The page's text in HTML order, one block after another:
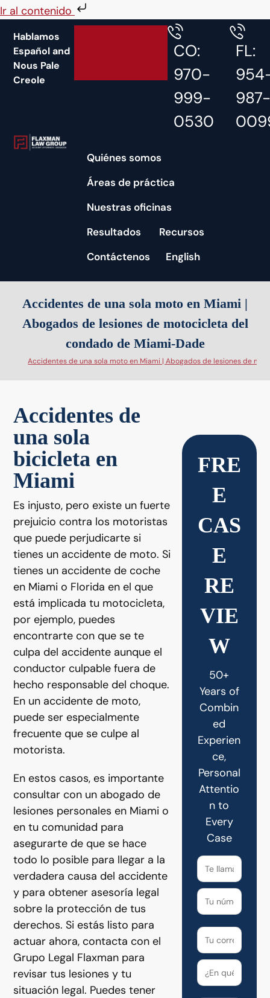
Ir al contenido
Hablamos
Español and
Nous Pale
Creole
CO:
970-
999-
0530
FL:
Quiénes somos
Áreas de práctica
Nuestras oficinas
Resultados
Recursos
Contáctenos
English
Accidentes de una sola moto en Miami |
Abogados de lesiones de motocicleta del
condado de Miami-Dade
Accidentes de una sola moto en Miami | Abogados de lesiones de
Accidentes de
una sola
bicicleta en
Miami
Es injusto, pero existe un fuerte
prejuicio contra los motoristas
que puede perjudicarte si
tienes un accidente de moto. Si
tienes un accidente de coche
en Miami o Florida en el que
está implicada tu motocicleta,
por ejemplo, puedes
encontrarte con que se te
culpa del accidente aunque el
conductor culpable fuera de
hecho responsable del choque.
En un accidente de moto,
puede ser especialmente
frecuente que se culpe al
motorista.
En estos casos, es importante
consultar con un abogado de
lesiones personales en Miami o
en tu comunidad para
asegurarte de que se hace
todo lo posible para llegar a la
verdadera causa del accidente
y para obtener asesoría legal
sobre la protección de tus
derechos. Si estás listo para
actuar ahora, contacta con el
Grupo Legal Flaxman para
revisar tus lesiones y tu
situación legal. Puedes tener
FRE
E
CAS
E
RE
VIE
W
50+
Years of
Combin
ed
Experien
ce,
Personal
Attentio
n to
Every
Case